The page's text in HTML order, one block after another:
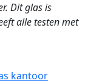
Dit glas is
alle testen met
kantoor